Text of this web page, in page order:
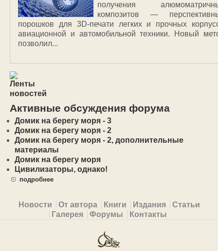
получения
композитов —
порошков для 3D-печати легких и прочных
авиационной и автомобильной техники. Новый
позволил...
Активные обсуждения форума
Домик на берегу моря - 3
Домик на берегу моря - 2
Домик на берегу моря - 2, дополнительные
материалы
Домик на берегу моря
Цивилизаторы, однако!
подробнее
Primary menu
Новости От автора Книги Издания
Статьи
Галерея
Форумы Контакты